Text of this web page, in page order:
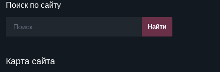
Поиск по сайту
Карта сайта